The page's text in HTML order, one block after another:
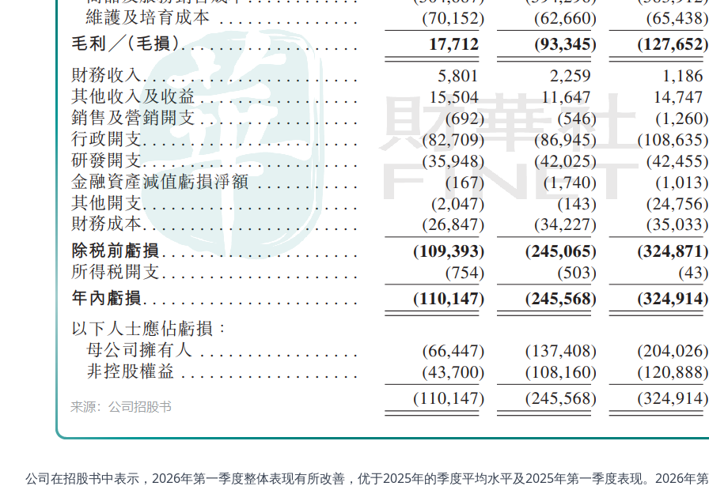
公司在招股书中表示，2026年第一季度整体表现有所改善，优于2025年的季度平均水平及2025年第一季度表现。2026年